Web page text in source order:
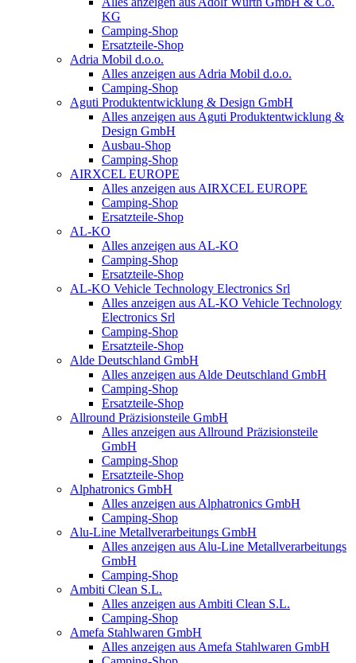
KG
Camping-Shop
Ersatzteile-Shop
Adria Mobil d.o.o.
Alles anzeigen aus Adria Mobil d.o.o.
Camping-Shop
Aguti Produktentwicklung & Design GmbH
Alles anzeigen aus Aguti Produktentwicklung &
Design GmbH
Ausbau-Shop
Camping-Shop
AIRXCEL EUROPE
Alles anzeigen aus AIRXCEL EUROPE
Camping-Shop
Ersatzteile-Shop
AL-KO
Alles anzeigen aus AL-KO
Camping-Shop
Ersatzteile-Shop
AL-KO Vehicle Technology Electronics Srl
Alles anzeigen aus AL-KO Vehicle Technology
Electronics Srl
Camping-Shop
Ersatzteile-Shop
Alde Deutschland GmbH
Alles anzeigen aus Alde Deutschland GmbH
Camping-Shop
Ersatzteile-Shop
Allround Präzisionsteile GmbH
Alles anzeigen aus Allround Präzisionsteile
GmbH
Camping-Shop
Ersatzteile-Shop
Alphatronics GmbH
Alles anzeigen aus Alphatronics GmbH
Camping-Shop
Alu-Line Metallverarbeitungs GmbH
Alles anzeigen aus Alu-Line Metallverarbeitungs
GmbH
Camping-Shop
Ambiti Clean S.L.
Alles anzeigen aus Ambiti Clean S.L.
Camping-Shop
Amefa Stahlwaren GmbH
Alles anzeigen aus Amefa Stahlwaren GmbH